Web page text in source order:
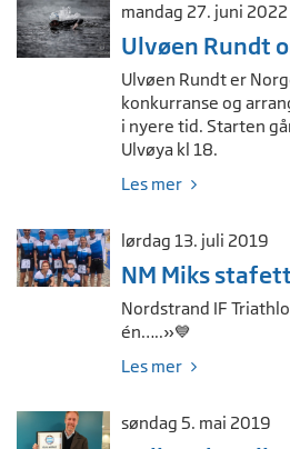
mandag 27. juni 2022
Ulvøen Rundt
Ulvøen Rundt er
konkurranse og
i nyere tid. Starten
Ulvøya kl 18.
Les mer
lørdag 13. juli 2019
NM Miks
Nordstrand IF
én…..»💙
Les mer
søndag 5. mai 2019